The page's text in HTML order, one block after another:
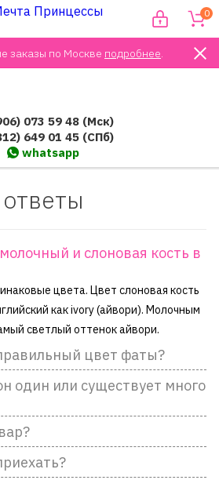
заказы по Москве подробнее.
0
073 59 48 (Мск)
649 01 45 (СПб)
whatsapp
и слоновая кость в
цвета. Цвет слоновая кость
как ivory (айвори). Молочным
светлый оттенок айвори.
цвет фаты?
один или существует много